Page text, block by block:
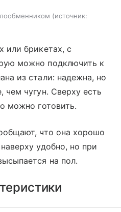
источник:
или брикетах, с
можно подключить к
из стали: надежна, но
чем чугун. Сверху есть
можно готовить.
что она хорошо
удобно, но при
на пол.